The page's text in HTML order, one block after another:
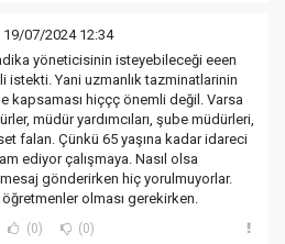
19/07/2024 12:34
yöneticisinin isteyebileceği eeen
istekti. Yani uzmanlık tazminatlarinin
kapsaması hiççç önemli değil. Varsa
müdür yardımcıları, şube müdürleri,
falan. Çünkü 65 yaşına kadar idareci
ediyor çalışmaya. Nasıl olsa
gönderirken hiç yorulmuyorlar.
olması gerekirken.
(0) (0)